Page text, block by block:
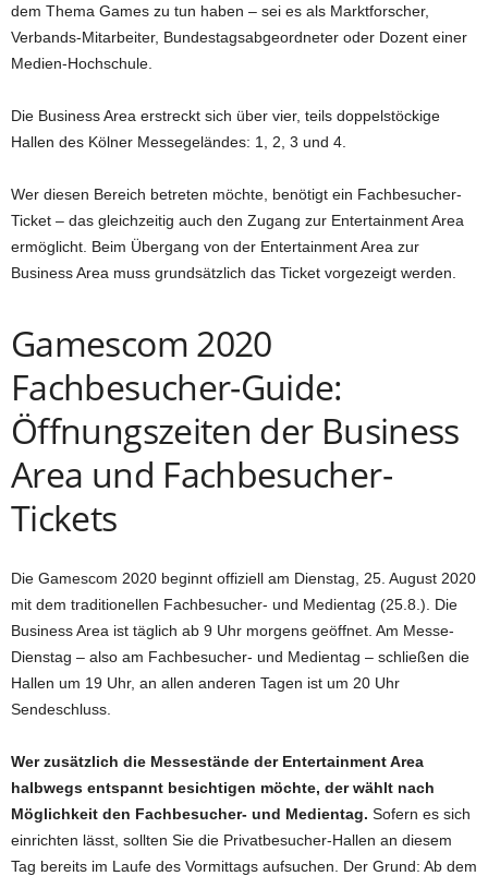
dem Thema Games zu tun haben – sei es als Marktforscher,
Verbands-Mitarbeiter, Bundestagsabgeordneter oder Dozent einer
Medien-Hochschule.
Die Business Area erstreckt sich über vier, teils doppelstöckige
Hallen des Kölner Messegeländes: 1, 2, 3 und 4.
Wer diesen Bereich betreten möchte, benötigt ein Fachbesucher-
Ticket – das gleichzeitig auch den Zugang zur Entertainment Area
ermöglicht. Beim Übergang von der Entertainment Area zur
Business Area muss grundsätzlich das Ticket vorgezeigt werden.
Gamescom 2020
Fachbesucher-Guide:
Öffnungszeiten der Business
Area und Fachbesucher-
Tickets
Die Gamescom 2020 beginnt offiziell am Dienstag, 25. August 2020
mit dem traditionellen Fachbesucher- und Medientag (25.8.). Die
Business Area ist täglich ab 9 Uhr morgens geöffnet. Am Messe-
Dienstag – also am Fachbesucher- und Medientag – schließen die
Hallen um 19 Uhr, an allen anderen Tagen ist um 20 Uhr
Sendeschluss.
Wer zusätzlich die Messestände der Entertainment Area
halbwegs entspannt besichtigen möchte, der wählt nach
Möglichkeit den Fachbesucher- und Medientag. Sofern es sich
einrichten lässt, sollten Sie die Privatbesucher-Hallen an diesem
Tag bereits im Laufe des Vormittags aufsuchen. Der Grund: Ab dem